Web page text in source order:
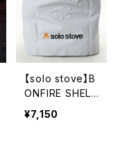
【solo stove】B
ONFIRE SHELT
ER
¥7,150